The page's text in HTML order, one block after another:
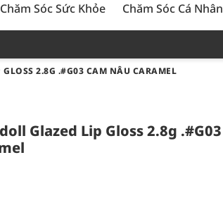
Chăm Sóc Sức Khỏe Chăm Sóc Cá Nhân
2.8G .#G03 CAM NÂU CARAMEL
Glazed Lip Gloss 2.8g .#G03